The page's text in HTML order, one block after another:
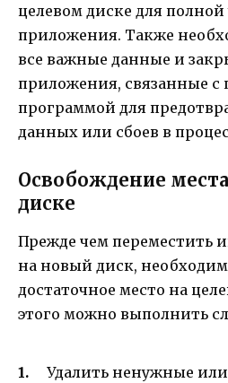
целевом диске для полной
приложения. Также
все важные данные и
приложения, связанные с
программой для
данных или сбоев в
Освобождение
диске
Прежде чем переместить
на новый диск,
достаточное место на
этого можно выполнить
Удалить ненужные